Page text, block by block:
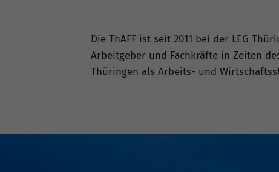
Die ThAFF ist seit 2011 bei der LEG
Arbeitgeber und Fachkräfte in Zeiten
Thüringen als Arbeits- und